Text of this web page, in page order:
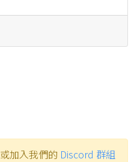
或加入我們的 Discord 群組